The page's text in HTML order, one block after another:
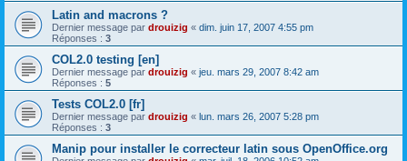
Latin and macrons ?
Dernier message par drouizig « dim. juin 17, 2007 4:55 pm
Réponses : 3
COL2.0 testing [en]
Dernier message par drouizig « jeu. mars 29, 2007 8:42 am
Réponses : 5
Tests COL2.0 [fr]
Dernier message par drouizig « lun. mars 26, 2007 5:28 pm
Réponses : 3
Manip pour installer le correcteur latin sous OpenOffice.org